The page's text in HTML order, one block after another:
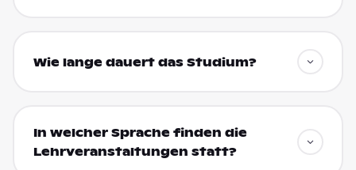
Wie lange dauert das Studium?
In welcher Sprache finden die
Lehrveranstaltungen statt?